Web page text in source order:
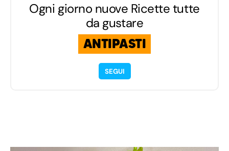
Ogni giorno nuove Ricette tutte
da gustare
ANTIPASTI
SEGUI